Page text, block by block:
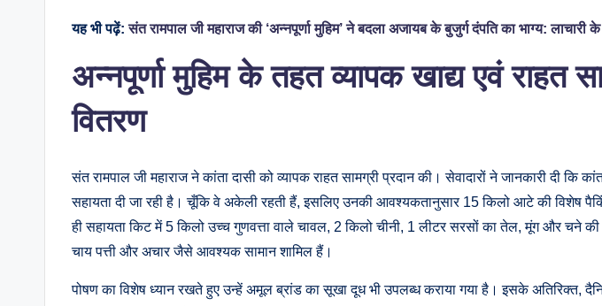
यह भी पढ़ें: संत रामपाल जी महाराज की ‘अन्नपूर्णा मुहिम’ ने बदला अजायब के बुजुर्ग दंपति का भाग्य: लाचारी
अन्नपूर्णा मुहिम के तहत व्यापक खाद्य एवं राहत
वितरण
संत रामपाल जी महाराज ने कांता दासी को व्यापक राहत सामग्री प्रदान की। सेवादारों ने जानकारी दी कि
सहायता दी जा रही है। चूँकि वे अकेली रहती हैं, इसलिए उनकी आवश्यकतानुसार 15 किलो आटे की विशेष
ही सहायता किट में 5 किलो उच्च गुणवत्ता वाले चावल, 2 किलो चीनी, 1 लीटर सरसों का तेल, मूंग और चने की
चाय पत्ती और अचार जैसे आवश्यक सामान शामिल हैं।
पोषण का विशेष ध्यान रखते हुए उन्हें अमूल ब्रांड का सूखा दूध भी उपलब्ध कराया गया है। इसके अतिरिक्त,